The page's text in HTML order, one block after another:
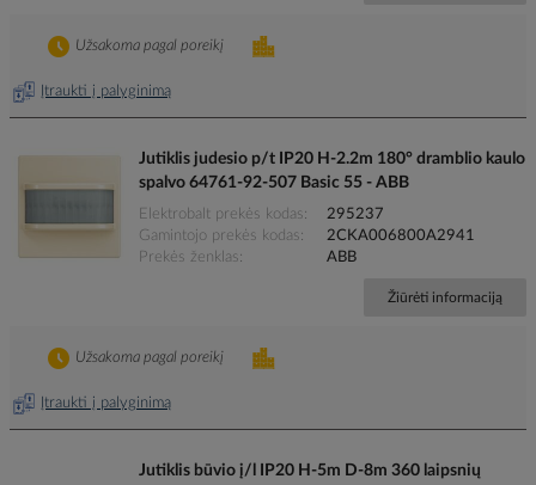
Įtraukti į palyginimą
Užsakoma pagal poreikį
Jutiklis judesio p/t IP20 H-2.2m 180° dramblio kaulo
spalvo 64761-92-507 Basic 55 - ABB
Elektrobalt prekės kodas
295237
Gamintojo prekės kodas
2CKA006800A2941
Prekės ženklas
ABB
Žiūrėti informaciją
Įtraukti į palyginimą
Užsakoma pagal poreikį
Jutiklis būvio į/l IP20 H-5m D-8m 360 laipsnių